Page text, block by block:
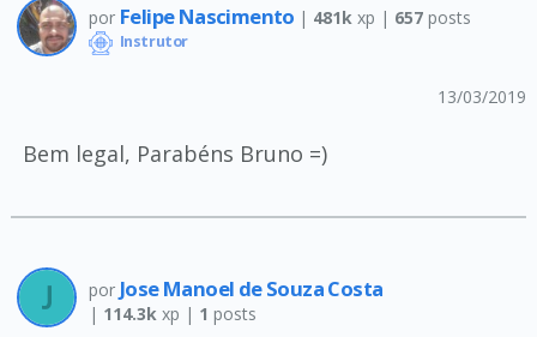
por Felipe Nascimento | 481k xp | 657 posts
Instrutor
13/03/2019
Bem legal, Parabéns Bruno =)
por Jose Manoel de Souza Costa
| 114.3kxp | 1 posts